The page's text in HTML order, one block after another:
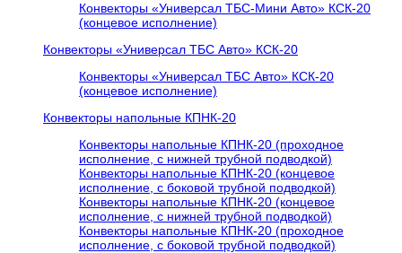
Конвекторы «Универсал ТБC-Мини Авто» КСК-20
(концевое исполнение)
Конвекторы «Универсал ТБC Авто» КСК-20
Конвекторы «Универсал ТБC Авто» КСК-20
(концевое исполнение)
Конвекторы напольные КПНК-20
Конвекторы напольные КПНК-20 (проходное
исполнение, с нижней трубной подводкой)
Конвекторы напольные КПНК-20 (концевое
исполнение, с боковой трубной подводкой)
Конвекторы напольные КПНК-20 (концевое
исполнение, с нижней трубной подводкой)
Конвекторы напольные КПНК-20 (проходное
исполнение, с боковой трубной подводкой)